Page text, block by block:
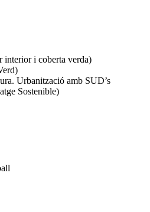
interior i coberta verda)
Urbanització amb SUD’s
Sostenible)